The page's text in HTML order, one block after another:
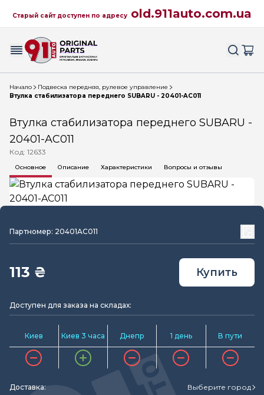
Старый сайт доступен по адресу old.911auto.com.ua
Начало
Подвеска передняя, рулевое управление
Втулка стабилизатора переднего SUBARU - 20401-AC011
Втулка стабилизатора переднего SUBARU -
20401-AC011
Код: 12633
Основное Описание Характеристики Вопросы и отзывы
Партномер: 20401AC011
113 ₴ Купить
Доступен для заказа на складах:
Киев Киев 3 часа Днепр 1 день В пути
Доставка: Выберите город